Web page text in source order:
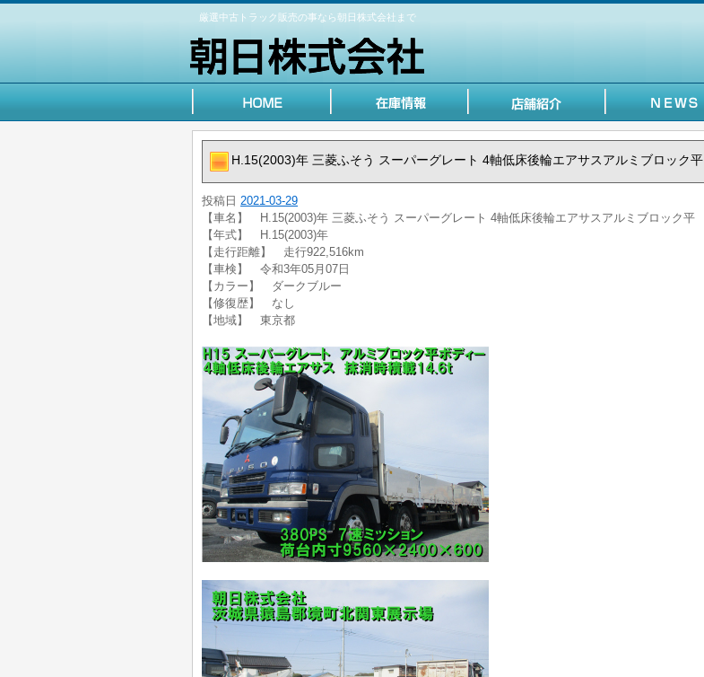
厳選中古トラック販売の事なら朝日株式会社まで
H.15(2003)年 三菱ふそう スーパーグレート 4軸低床後輪エアサスアルミブロック平
投稿日 2021-03-29
【車名】 H.15(2003)年 三菱ふそう スーパーグレート 4軸低床後輪エアサスアルミブロック平
【年式】 H.15(2003)年
【走行距離】 走行922,516km
【車検】 令和3年05月07日
【カラー】 ダークブルー
【修復歴】 なし
【地域】 東京都